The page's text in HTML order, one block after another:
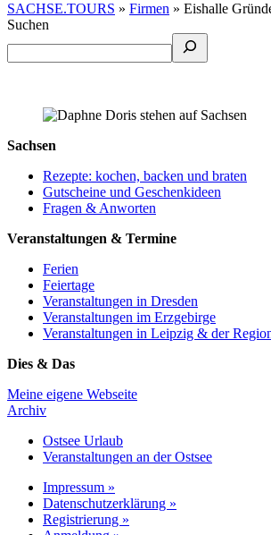
SACHSE.TOURS » Firmen » Eishalle
Suchen
Sachsen
Rezepte: kochen, backen und braten
Gutscheine und Geschenkideen
Fragen & Anworten
Veranstaltungen & Termine
Ferien
Feiertage
Veranstaltungen in Dresden
Veranstaltungen im Erzgebirge
Veranstaltungen in Leipzig & der
Dies & Das
Meine eigene Webseite
Archiv
Ostsee Urlaub
Veranstaltungen an der Ostsee
Impressum »
Datenschutzerklärung »
Registrierung »